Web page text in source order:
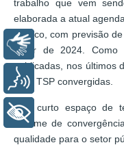
trabalho que vem
elaborada a atual
público, com previsão
partir de 2024. Como
publicadas, nos últimos
NBC TSP convergidas.
“Em curto espaço de
enorme de
qualidade para o setor
Libras
Voz
+